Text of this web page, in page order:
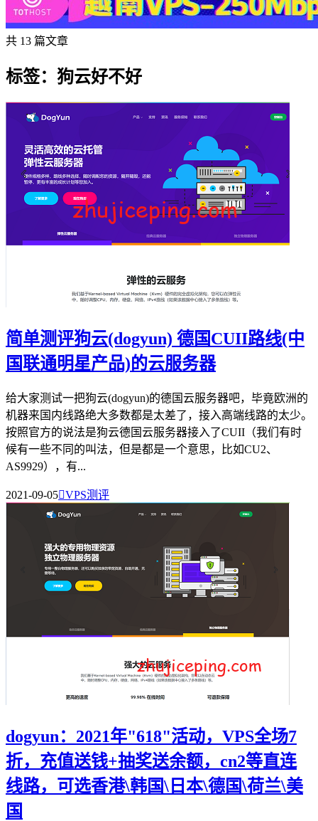
共 13 篇文章
标签：狗云好不好
简单测评狗云(dogyun) 德国CUII路线(中
国联通明星产品)的云服务器
给大家测试一把狗云(dogyun)的德国云服务器吧，毕竟欧洲的
机器来国内线路绝大多数都是太差了，接入高端线路的太少。
按照官方的说法是狗云德国云服务器接入了CUII（我们有时
候有一些不同的叫法，但是都是一个意思，比如CU2、
AS9929），有...
2021-09-05VPS测评
dogyun：2021年"618"活动，VPS全场7
折，充值送钱+抽奖送余额，cn2等直连
线路，可选香港\韩国\日本\德国\荷兰\美
国